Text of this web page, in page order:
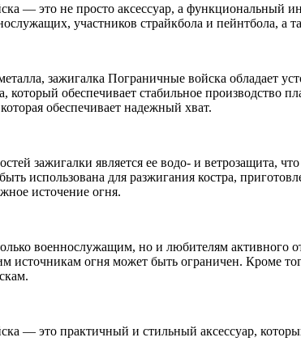
— это не просто аксессуар, а функциональный
участников страйкбола и пейнтбола,
зажигалка Пограничные войска обладает
обеспечивает стабильное производство
обеспечивает надежный хват.
зажигалки является ее водо- и ветрозащита,
использована для разжигания костра,
источение огня.
военнослужащим, но и любителям активного
источникам огня может быть ограничен. Кроме
— это практичный и стильный аксессуар,